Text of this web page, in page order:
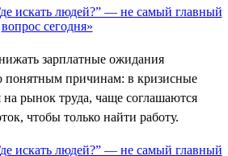
зарплатные ожидания
понятным причинам: в кризисные
рынок труда, чаще соглашаются
чтобы только найти работу.